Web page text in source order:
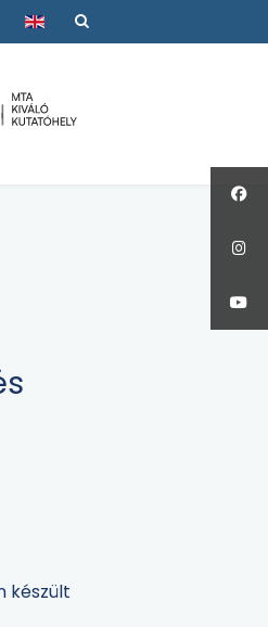
Válasszon nyelvet
készült